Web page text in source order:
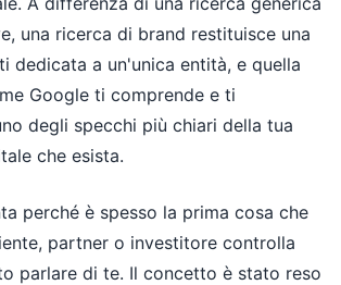
una ricerca di brand restituisce una
dedicata a un'unica entità, e quella
Google ti comprende e ti
degli specchi più chiari della tua
che esista.
perché è spesso la prima cosa che
partner o investitore controlla
parlare di te. Il concetto è stato reso